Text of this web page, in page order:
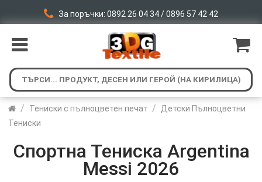
За поръчки: 0892 26 04 34 / 0896 57 42 42
/ Тениски с пълноцветен печат /
Детски Пълноцветни
Тениски
Спортна Тениска Argentina
Messi 2026